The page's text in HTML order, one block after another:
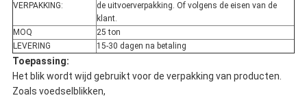
VERPAKKING:
de uitvoerverpakking. Of volgens de eisen van de
klant.
MOQ
25 ton
LEVERING
15-30 dagen na betaling
Toepassing:
Het blik wordt wijd gebruikt voor de verpakking van producten.
Zoals voedselblikken,